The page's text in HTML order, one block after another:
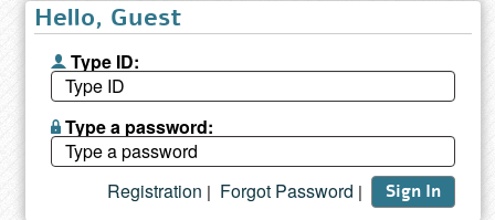
Hello, Guest
Type ID:
Type a password:
Sign In
|
Forgot Password
|
Registration